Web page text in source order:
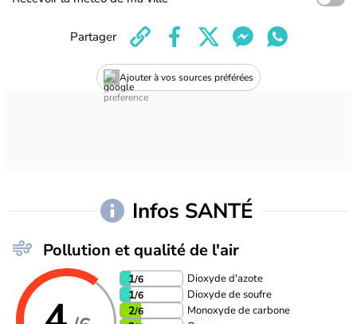
Ajouter à vos sources préférées
Partager
Infos SANTÉ
Pollution et qualité de l'air
1/6 Dioxyde d'azote
1/6 Dioxyde de soufre
2/6 Monoxyde de carbone